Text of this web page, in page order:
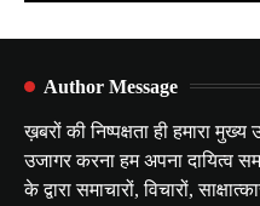
Author Message
ख़बरों की निष्पक्षता ही हमारा
उजागर करना हम अपना दायित्व
के द्वारा समाचारों, विचारों,